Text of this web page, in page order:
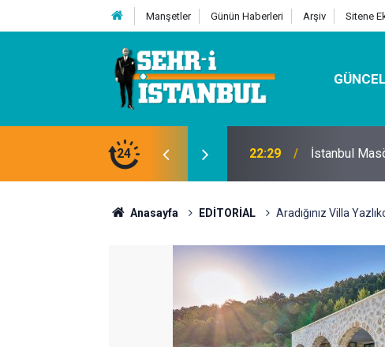
Manşetler Günün Haberleri Arşiv Sitene
GÜNCEL
24 07:32 Kutu
Anasayfa EDİTORİAL Aradığınız Villa